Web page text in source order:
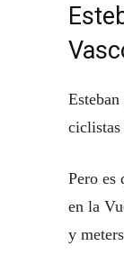
ciclistas
Pero es
en la
y